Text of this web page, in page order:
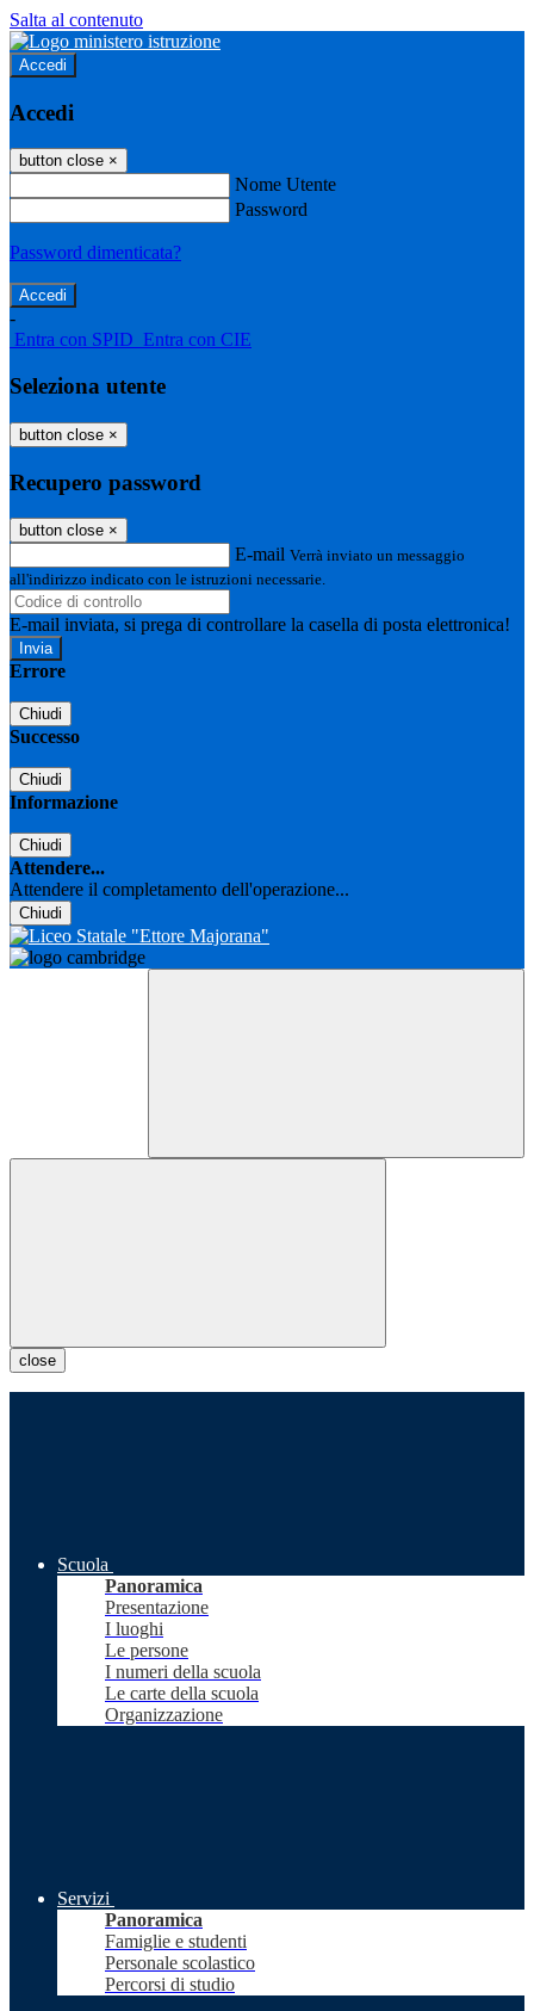
Salta al contenuto
Accedi
Accedi
button close ×
Nome Utente
Password
Password dimenticata?
-
Entra con SPID Entra con CIE
Seleziona utente
button close ×
Recupero password
button close ×
E-mail Verrà inviato un messaggio
all'indirizzo indicato con le istruzioni necessarie.
E-mail inviata, si prega di controllare la casella di posta elettronica!
Errore
Chiudi
Successo
Chiudi
Informazione
Chiudi
Attendere...
Attendere il completamento dell'operazione...
Chiudi
close
Scuola
Panoramica
Presentazione
I luoghi
Le persone
I numeri della scuola
Le carte della scuola
Organizzazione
Servizi
Panoramica
Famiglie e studenti
Personale scolastico
Percorsi di studio